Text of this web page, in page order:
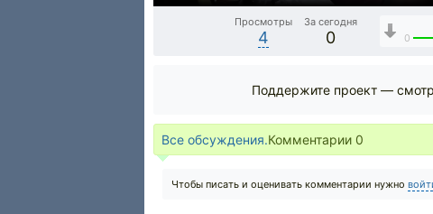
Просмотры
4
За сегодня
0 0
Поддержите проект —
Все обсуждения.Комментарии 0
Чтобы писать и оценивать комментарии нужно